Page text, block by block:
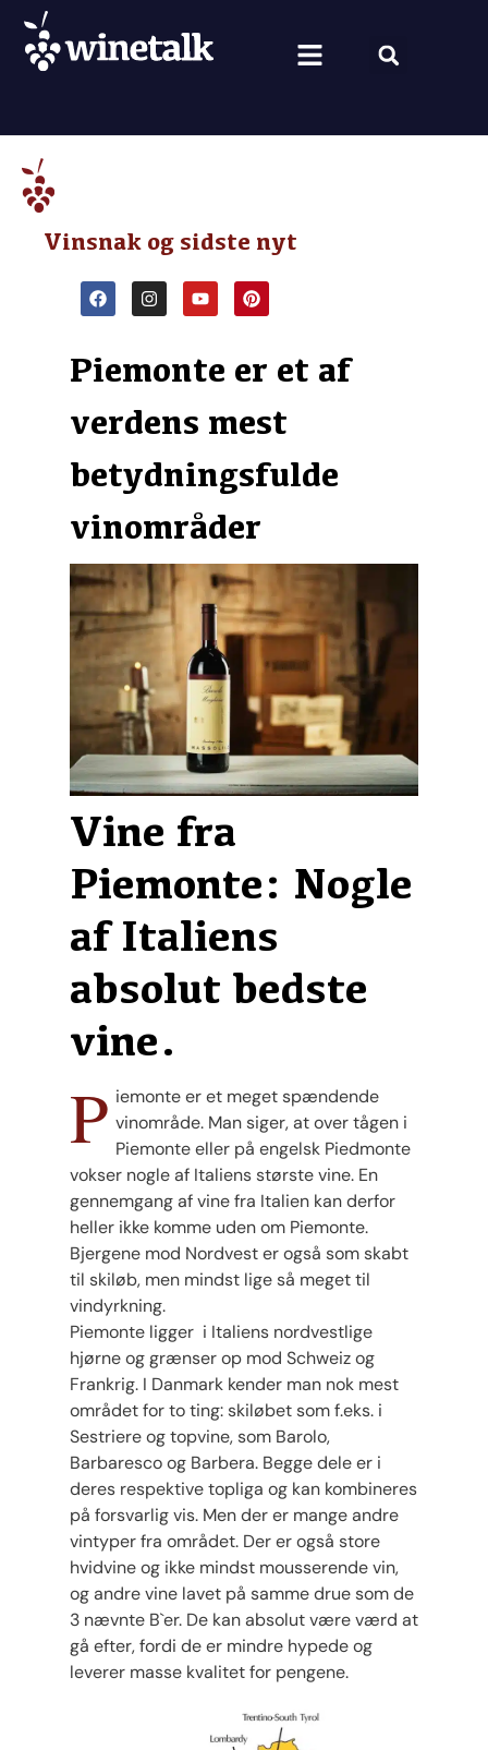
Vinsnak og sidste nyt
Piemonte er et af
verdens mest
betydningsfulde
vinområder
Vine fra
Piemonte: Nogle
af Italiens
absolut bedste
vine.
P iemonte er et meget spændende
vinområde. Man siger, at over tågen i
Piemonte eller på engelsk Piedmonte
vokser nogle af Italiens største vine. En
gennemgang af vine fra Italien kan derfor
heller ikke komme uden om Piemonte.
Bjergene mod Nordvest er også som skabt
til skiløb, men mindst lige så meget til
vindyrkning.
Piemonte ligger i Italiens nordvestlige
hjørne og grænser op mod Schweiz og
Frankrig. I Danmark kender man nok mest
området for to ting: skiløbet som f.eks. i
Sestriere og topvine, som Barolo,
Barbaresco og Barbera. Begge dele er i
deres respektive topliga og kan kombineres
på forsvarlig vis. Men der er mange andre
vintyper fra området. Der er også store
hvidvine og ikke mindst mousserende vin,
og andre vine lavet på samme drue som de
3 nævnte B`er. De kan absolut være værd at
gå efter, fordi de er mindre hypede og
leverer masse kvalitet for pengene.